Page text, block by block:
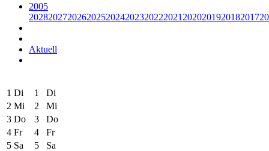
2005
20282027202620252024202320222021 2020201920182017
Aktuell
1 Di 1
Di
2 Mi 2
Mi
3 Do 3
Do
4 Fr 4
Fr
5 Sa 5
Sa